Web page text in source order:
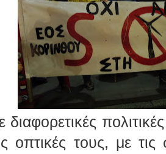
οπτικές τους, με